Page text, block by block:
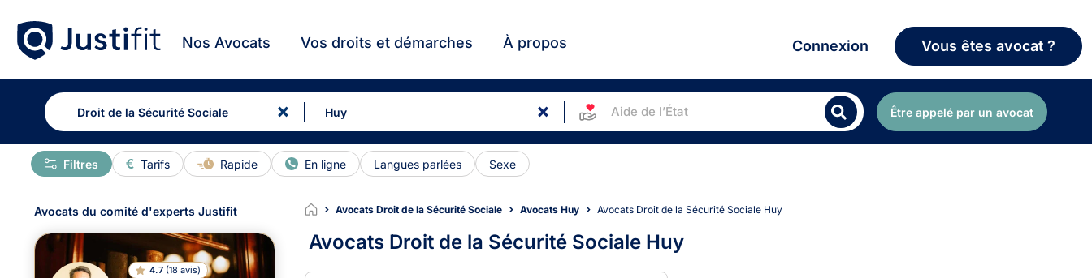
Nos Avocats Vos droits et démarches À propos Connexion Vous êtes avocat ?
Aide de l’État Être appelé par un avocat
Tarifs Rapide En ligne Langues parlées Sexe
Filtres
Avocats Droit de la Sécurité Sociale Avocats Huy Avocats Droit de la Sécurité Sociale Huy
Avocats Droit de la Sécurité Sociale Huy
Avocats du comité d'experts Justifit
4.7 (18 avis)